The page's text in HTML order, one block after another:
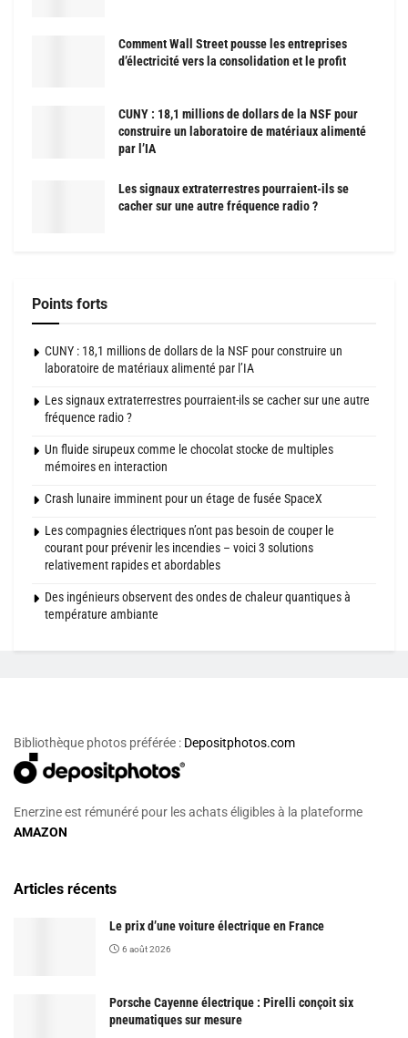
Comment Wall Street pousse les entreprises
d’électricité vers la consolidation et le profit
CUNY : 18,1 millions de dollars de la NSF pour
construire un laboratoire de matériaux alimenté
par l’IA
Les signaux extraterrestres pourraient-ils se
cacher sur une autre fréquence radio ?
Points forts
CUNY : 18,1 millions de dollars de la NSF pour construire un
laboratoire de matériaux alimenté par l’IA
Les signaux extraterrestres pourraient-ils se cacher sur une autre
fréquence radio ?
Un fluide sirupeux comme le chocolat stocke de multiples
mémoires en interaction
Crash lunaire imminent pour un étage de fusée SpaceX
Les compagnies électriques n’ont pas besoin de couper le
courant pour prévenir les incendies – voici 3 solutions
relativement rapides et abordables
Des ingénieurs observent des ondes de chaleur quantiques à
température ambiante
Bibliothèque photos préférée : Depositphotos.com
Enerzine est rémunéré pour les achats éligibles à la plateforme
AMAZON
Articles récents
Le prix d’une voiture électrique en France
6 août 2026
Porsche Cayenne électrique : Pirelli conçoit six
pneumatiques sur mesure